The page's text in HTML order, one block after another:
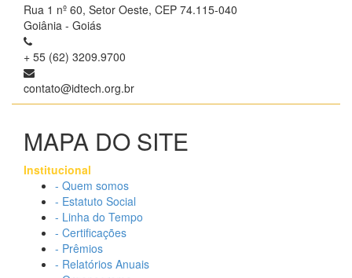
Rua 1 nº 60, Setor Oeste, CEP 74.115-040
Goiânia - Goiás
+ 55 (62) 3209.9700
contato@idtech.org.br
MAPA DO SITE
Institucional
- Quem somos
- Estatuto Social
- Linha do Tempo
- Certificações
- Prêmios
- Relatórios Anuais